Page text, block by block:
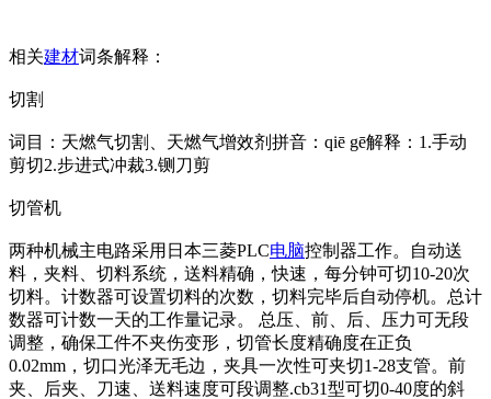
相关建材词条解释：
切割
词目：天燃气切割、天燃气增效剂拼音：qiē gē解释：1.手动
剪切2.步进式冲裁3.铡刀剪
切管机
两种机械主电路采用日本三菱PLC电脑控制器工作。自动送
料，夹料、切料系统，送料精确，快速，每分钟可切10-20次
切料。计数器可设置切料的次数，切料完毕后自动停机。总计
数器可计数一天的工作量记录。 总压、前、后、压力可无段
调整，确保工件不夹伤变形，切管长度精确度在正负
0.02mm，切口光泽无毛边，夹具一次性可夹切1-28支管。前
夹、后夹、刀速、送料速度可段调整.cb31型可切0-40度的斜